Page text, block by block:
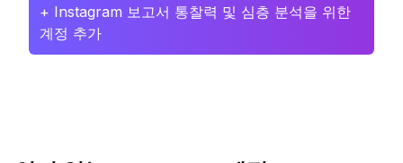
+ Instagram 보고서 통찰력 및 심층 분석을 위한
계정 추가